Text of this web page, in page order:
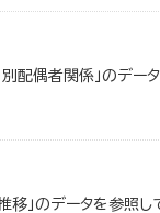
配偶者関係」のデー
」のデータを参照し